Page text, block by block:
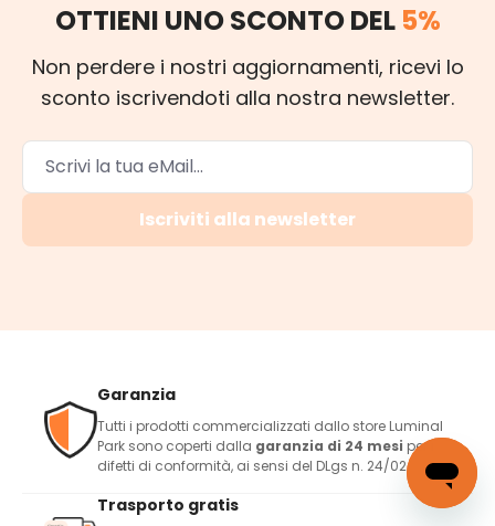
OTTIENI UNO SCONTO DEL 5%
Non perdere i nostri aggiornamenti, ricevi lo
sconto iscrivendoti alla nostra newsletter.
Iscriviti alla newsletter
Garanzia
Tutti i prodotti commercializzati dallo store Luminal
Park sono coperti dalla garanzia di 24 mesi per i
difetti di conformità, ai sensi del DLgs n. 24/02.
Trasporto gratis